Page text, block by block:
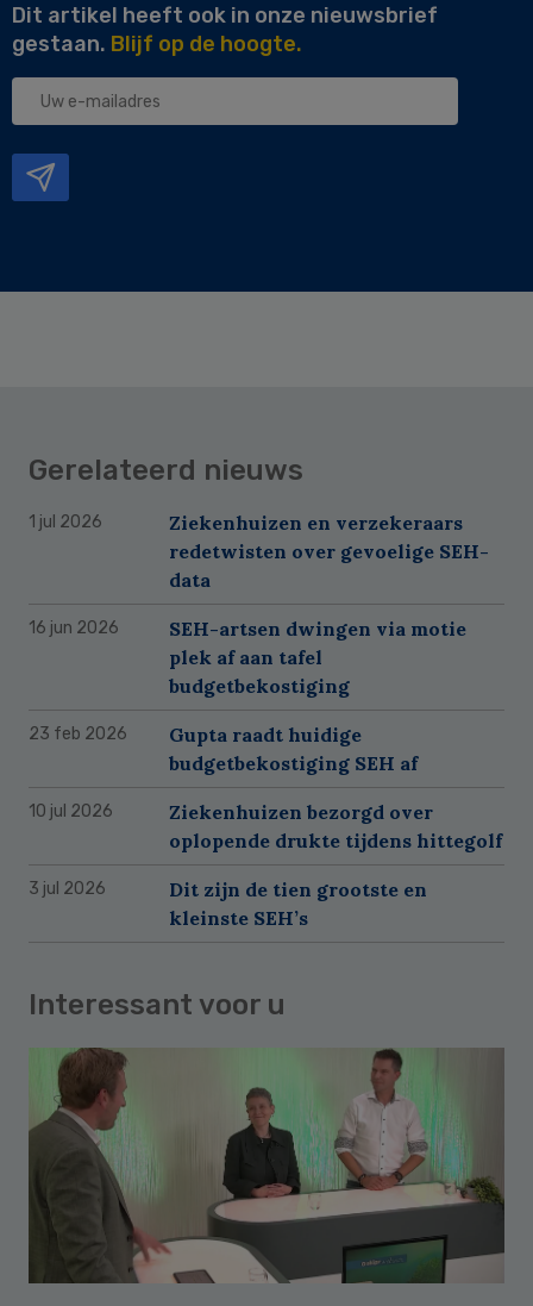
Dit artikel heeft ook in onze nieuwsbrief
gestaan. Blijf op de hoogte.
Uw
Gerelateerd nieuws
1 jul 2026
Ziekenhuizen en verzekeraars
redetwisten over gevoelige SEH-
data
16 jun 2026
SEH-artsen dwingen via motie
plek af aan tafel
budgetbekostiging
23 feb 2026
Gupta raadt huidige
budgetbekostiging SEH af
10 jul 2026
Ziekenhuizen bezorgd over
oplopende drukte tijdens hittegolf
3 jul 2026
Dit zijn de tien grootste en
kleinste SEH’s
Interessant voor u